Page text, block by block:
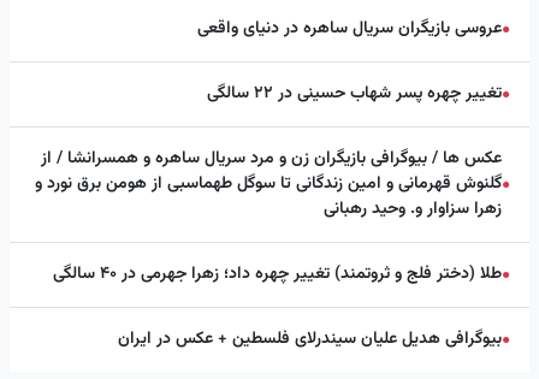
●عروسی بازیگران سریال ساهره در دنیای واقعی
●تغییر چهره پسر شهاب حسینی در ۲۲ سالگی
●
عکس ها / بیوگرافی بازیگران زن و مرد سریال ساهره و همسرانشا / از
گلنوش قهرمانی و امین زندگانی تا سوگل طهماسبی از هومن برق نورد و
زهرا سزاوار و. وحید رهبانی
●طلا (دختر فلج و ثروتمند) تغییر چهره داد؛ زهرا جهرمی در ۴۰ سالگی
●بیوگرافی هدیل علیان سیندرلای فلسطین + عکس در ایران